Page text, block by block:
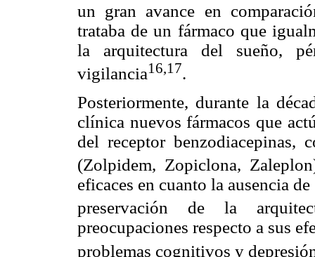
un gran avance en
trataba de un fármaco que
la arquitectura del sueño,
vigilancia16,17.
Posteriormente, durante la
clínica nuevos fármacos que
del receptor benzodiacepinas,
(Zolpidem, Zopiclona,
eficaces en cuanto la ausencia
preservación de la
preocupaciones respecto a sus
problemas cognitivos y